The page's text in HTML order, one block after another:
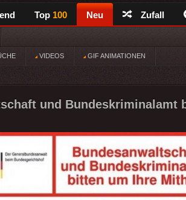
Top 100 Neu Zufall
VIDEOS GIF ANIMATIONEN
und Bundeskriminalamt